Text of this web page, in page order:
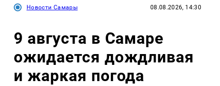
Новости Самары 08.08.2026, 14:30
9 августа в Самаре
ожидается дождливая
и жаркая погода